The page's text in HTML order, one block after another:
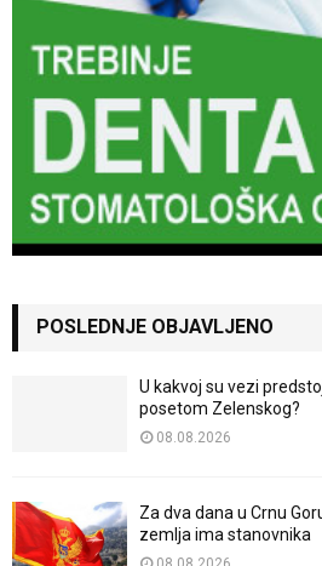
POSLEDNJE OBJAVLJENO
U kakvoj su vezi
posetom Zelenskog?
08.08.2026
Za dva dana u Crnu
zemlja ima stanovnika